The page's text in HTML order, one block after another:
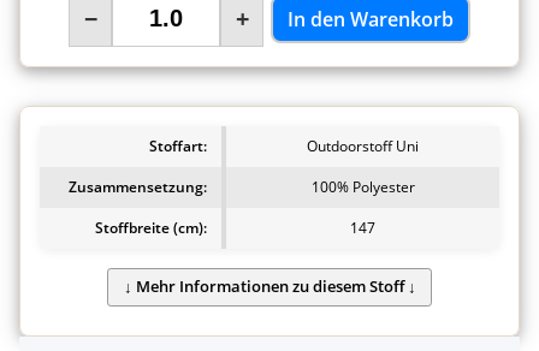
− + In den Warenkorb
Stoffart:
Outdoorstoff Uni
Zusammensetzung:
100% Polyester
Stoffbreite (cm):
147